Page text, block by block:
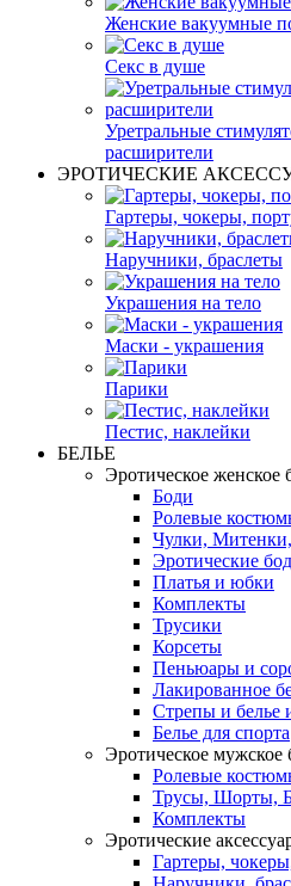
Женские вакуумные
Секс в душе
Уретральные
расширители
ЭРОТИЧЕСКИЕ
Гартеры, чокеры,
Наручники, браслеты
Украшения на тело
Маски - украшения
Парики
Пестис, наклейки
БЕЛЬЕ
Эротическое женское
Боди
Ролевые
Чулки,
Эротические
Платья и юбки
Комплекты
Трусики
Корсеты
Пеньюары и
Лакированное
Стрепы и белье
Белье для спорта
Эротическое мужское
Ролевые
Трусы, Шорты,
Комплекты
Эротические
Гартеры,